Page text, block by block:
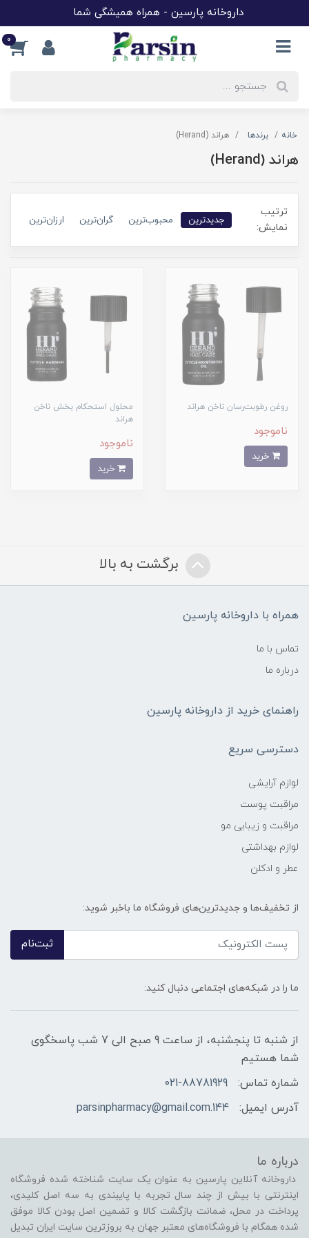
داروخانه پارسین - همراه همیشگی شما
0
خانه برندها هراند (Herand)
هراند (Herand)
ترتیب
نمایش:
جدیدترین محبوب‌ترین گران‌ترین ارزان‌ترین
روغن رطوبت‌رسان ناخن هراند
ناموجود
محلول استحکام بخش ناخن
هراند
ناموجود
برگشت به بالا
همراه با داروخانه پارسین
تماس با ما
درباره ما
راهنمای خرید از داروخانه پارسین
دسترسی سریع
لوازم آرایشی
مراقبت پوست
مراقبت و زیبایی مو
لوازم بهداشتی
عطر و ادکلن
از تخفیف‌ها و جدیدترین‌های فروشگاه ما باخبر شوید:
ثبت‌نام
ما را در شبکه‌های اجتماعی دنبال کنید:
از شنبه تا پنجشنبه، از ساعت 9 صبح الی 7 شب پاسخگوی
شما هستیم
شماره تماس:
021-88781929
آدرس ایمیل:
144.parsinpharmacy@gmail.com
درباره ما
داروخانه آنلاین پارسین به عنوان یک سایت شناخته شده فروشگاه
اینترنتی با بیش از چند سال تجربه با پایبندی به سه اصل کلیدی،
پرداخت در محل، ضمانت بازگشت کالا و تضمین اصل بودن کالا موفق
شده همگام با فروشگاه‌های معتبر جهان به بروزترین سایت ایران تبدیل